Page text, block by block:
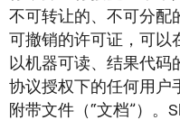
不可转让的、不可分配
可撤销的许可证，可以
以机器可读、结果代码
协议授权下的任何用户
附带文件（“文档”）。